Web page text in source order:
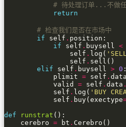
# 待处理订单...不做
return
# 检查我们是否在市场中
if self .
if self . buysell <
                self
. log(
                self
.
elif self . buysell > 0
            plimit
= self . data
            valid
= self . data .
            self
. log( 'BUY
            self
. buy(exectype
def
runstrat
    cerebro
= bt .